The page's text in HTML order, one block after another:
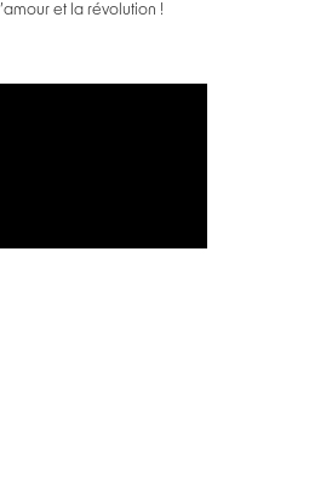
et la révolution !